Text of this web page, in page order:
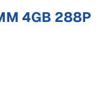
4GB 288P